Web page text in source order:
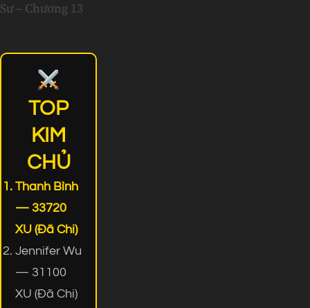
Sư – Chương 13
TOP
KIM
CHỦ
Thanh Bình
— 33720
XU (Đã Chi)
Jennifer Wu
— 31100
XU (Đã Chi)